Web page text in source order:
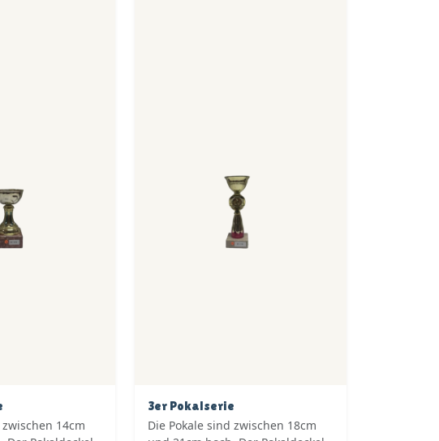
14cm
3er Pokalserie
Die Pokale sind zwischen 18cm